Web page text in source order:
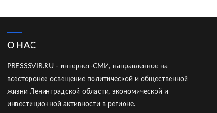
О НАС
PRESSSVIR.RU - интернет-СМИ, направленное на
всесторонее освещение политической и общественной
жизни Ленинградской области, экономической и
инвестиционной активности в регионе.